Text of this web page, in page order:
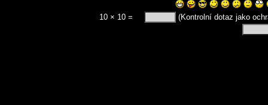
10 × 10 = (Kontrolní dotaz jako